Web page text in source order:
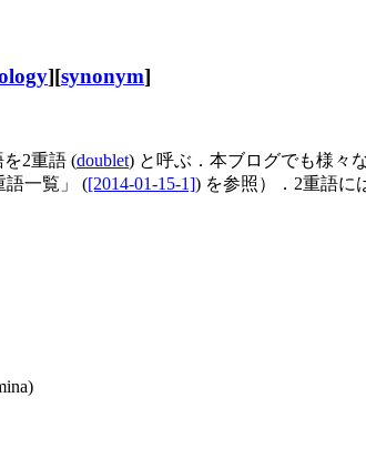
][synonym]
2重語 (doublet) と呼ぶ．本ブログでも様々
語一覧」 ([2014-01-15-1]) を参照）．2重語に